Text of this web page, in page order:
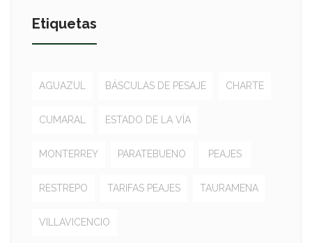
Etiquetas
AGUAZUL BÁSCULAS DE PESAJE CHARTE
CUMARAL ESTADO DE LA VÍA
MONTERREY PARATEBUENO PEAJES
RESTREPO TARIFAS PEAJES TAURAMENA
VILLAVICENCIO